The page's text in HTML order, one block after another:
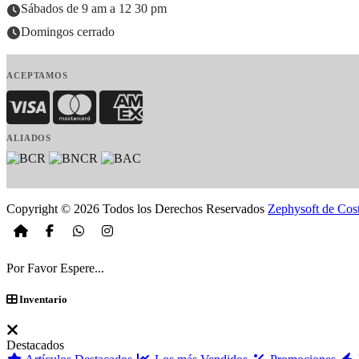
Sábados de 9 am a 12 30 pm
Domingos cerrado
ACEPTAMOS
Visa MasterCardAmerican Express
ALIADOS
Copyright © 2026 Todos los Derechos Reservados Zephysoft de
Por Favor Espere...
Inventario
Destacados